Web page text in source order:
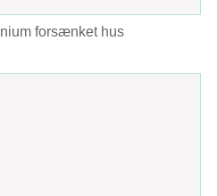
forsænket hus